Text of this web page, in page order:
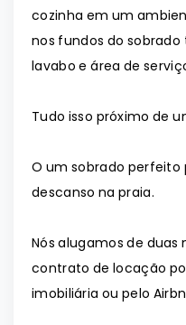
cozinha em um
nos fundos do
lavabo e área de
Tudo isso próximo de
O um sobrado perfeito
descanso na praia.
Nós alugamos de duas
contrato de locação
imobiliária ou pelo